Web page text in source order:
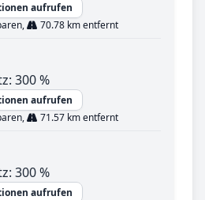
aufrufen
70.78 km entfernt
300 %
aufrufen
71.57 km entfernt
300 %
aufrufen